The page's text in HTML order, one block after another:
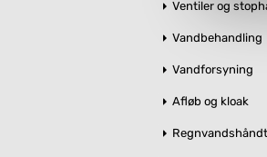
Du
Ventiler og
Vandbehandling
Vandforsyning
Afløb og kloak